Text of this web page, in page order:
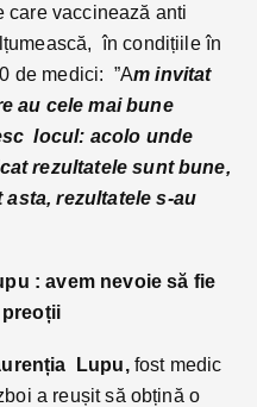
care vaccinează anti
în condițiile în
de medici: ”Am invitat
au cele mai bune
locul: acolo unde
rezultatele sunt bune,
rezultatele s-au
: avem nevoie să fie
Lupu,fost medic
a reușit să obțină o